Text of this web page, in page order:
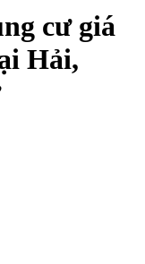
cư giá
Hải,